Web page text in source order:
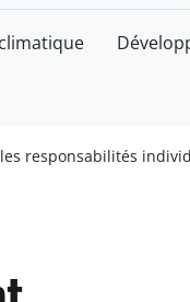
responsabilités